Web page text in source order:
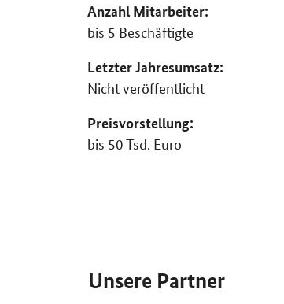
Anzahl Mitarbeiter:
bis 5 Beschäftigte
Letzter Jahresumsatz:
Nicht veröffentlicht
Preisvorstellung:
bis 50 Tsd. Euro
Unsere Partner